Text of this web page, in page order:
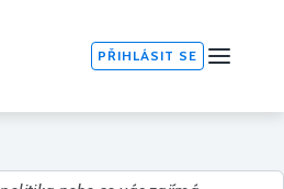
PŘIHLÁSIT SE